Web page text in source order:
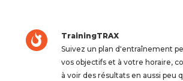
TrainingTRAX
Suivez un plan d'entraînement
vos objectifs et à votre horaire,
à voir des résultats en aussi peu